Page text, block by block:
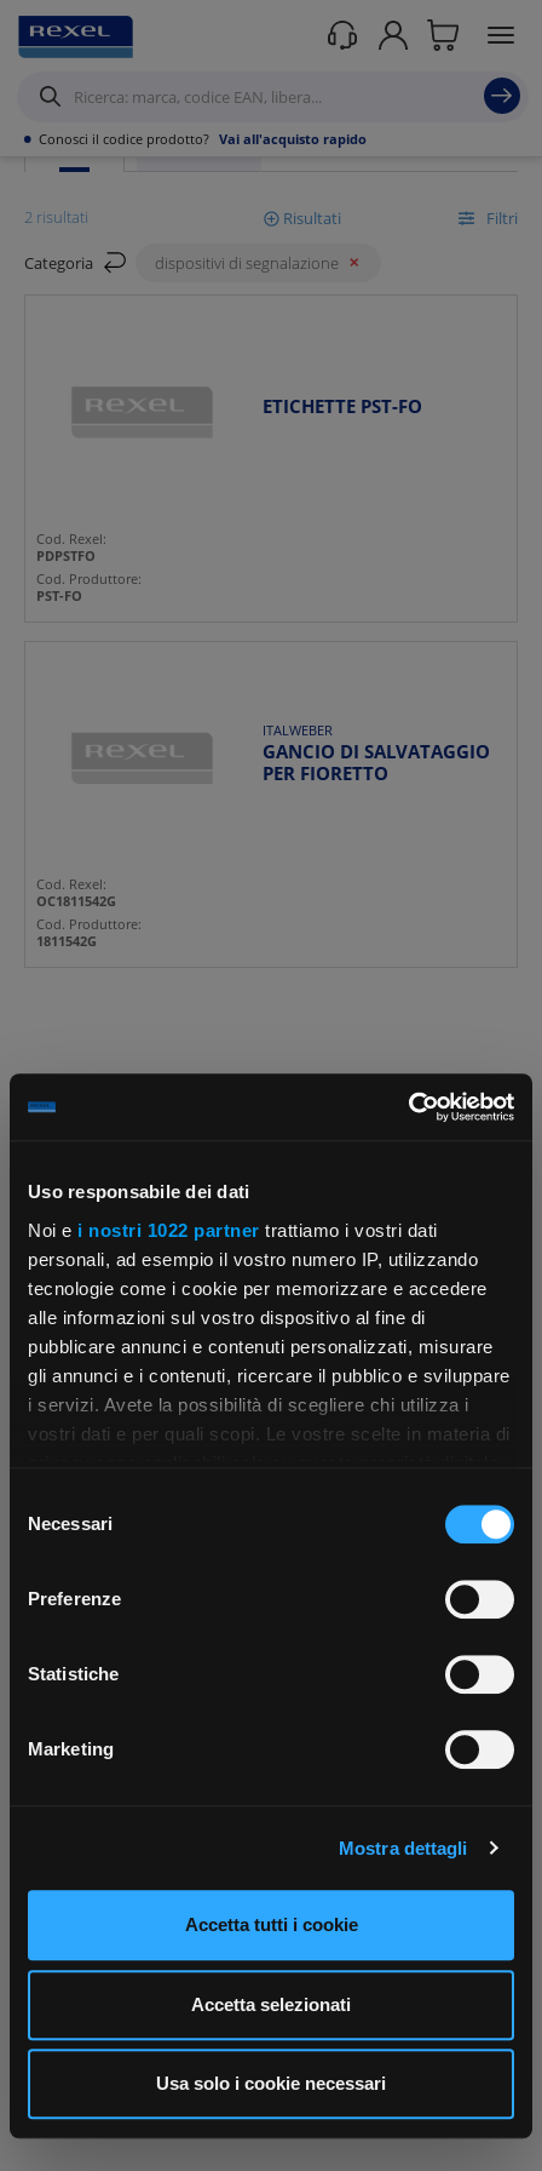
Uso responsabile dei dati
Noi e i nostri 1022 partner trattiamo i vostri dati
personali, ad esempio il vostro numero IP, utilizzando
tecnologie come i cookie per memorizzare e accedere
alle informazioni sul vostro dispositivo al fine di
pubblicare annunci e contenuti personalizzati, misurare
gli annunci e i contenuti, ricercare il pubblico e sviluppare
i servizi. Avete la possibilità di scegliere chi utilizza i
vostri dati e per quali scopi. Le vostre scelte in materia di
modificare o revocare il proprio consenso in qualsiasi
momento dalla Dichiarazione sui cookie o facendo clic
raccogliere informazioni sulla tua posizione
geografica, con un'approssimazione di qualche
Identificare il tuo dispositivo, scansionandolo
Approfondisci come vengono elaborati i tuoi dati personali
dalla Dichiarazione sui cookie.
Utilizziamo i cookie per personalizzare contenuti ed
analizzare il nostro traffico. Condividiamo inoltre
informazioni sul modo in cui utilizza il nostro sito con i
nostri partner che si occupano di analisi dei dati web,
pubblicità e social media, i quali potrebbero combinarle
delNecessari
Preferenze
Statistiche
Marketing
Mostra dettagli
Accetta tutti i cookie
Accetta selezionati
Usa solo i cookie necessari
• Conosci il codice prodotto? Vai all'acquisto rapido
×
App Rexel Italia
tutti i servizi ovunque tu sia!
Scarica ora
Rexel/ Prodotti / Automazione industriale/Sicurezza Macchine /
Dispositivi di segnalazione
PRODOTTI PROMOZIONI
2 risultati Risultati Filtri
Mostra
Categoria dispositivi di segnalazione
ETICHETTE PST-FO
Cod. Rexel:
PDPSTFO
Cod. Produttore:
PST-FO
ITALWEBER
GANCIO DI SALVATAGGIO
PER FIORETTO
Cod. Rexel:
OC1811542G
Cod. Produttore:
1811542G